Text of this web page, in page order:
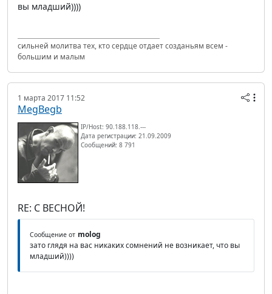
вы младший))))
сильней молитва тех, кто сердце отдает созданьям всем -
большим и малым
1 марта 2017 11:52
MegBegb
IP/Host: 90.188.118.---
Дата регистрации: 21.09.2009
Сообщений: 8 791
RE: С ВЕСНОЙ!
Сообщение от molog
зато глядя на вас никаких сомнений не возникает, что вы
младший))))